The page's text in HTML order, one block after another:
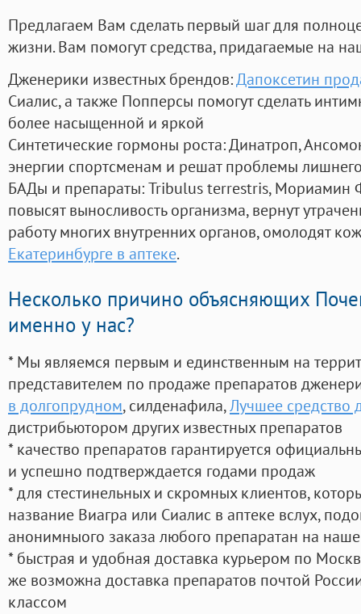
Предлагаем Вам сделать первый шаг для
жизни. Вам помогут средства, придагаемые на
Дженерики известных брендов:Дапоксетин
Сиалис, а также Попперсы помогут сделать
более насыщенной и яркой
Синтетические гормоны роста: Динатроп,
энергии спортсменам и решат проблемы
БАДы и препараты:Tribulus terrestris, Мориамин
повысят выносливость организма, вернут
работу многих внутренних органов, омолодят
Екатеринбурге в аптеке.
Несколько причино объясняющих
именно у нас?
* Мы являемся первым и единственным на
представителем по продаже препаратов
в долгопрудном, силденафила,Лучшее средство
дистрибьютором других известных препаратов
* качество препаратов гарантируется
и успешно подтверждается годами продаж
* для стестинельных и скромных клиентов,
название Виагра или Сиалис в аптеке вслух,
анонимныого заказа любого препаратан на
* быстрая и удобная доставка курьером по
же возможна доставка препаратов почтой
классом